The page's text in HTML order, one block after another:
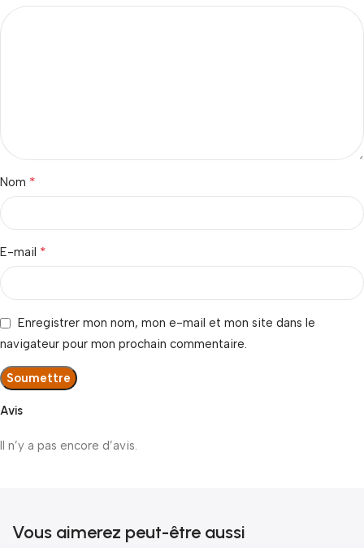
Avis
Il n’y a pas encore d’avis.
Nom *
E-mail *
Enregistrer mon nom, mon e-mail et mon site dans le
navigateur pour mon prochain commentaire.
Vous aimerez peut-être aussi